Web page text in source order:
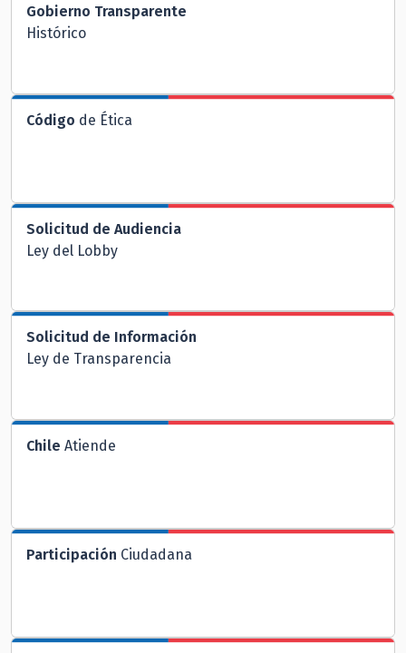
Gobierno Transparente
Histórico
Código de Ética
Solicitud de Audiencia
Ley del Lobby
Solicitud de Información
Ley de Transparencia
Chile Atiende
Participación Ciudadana